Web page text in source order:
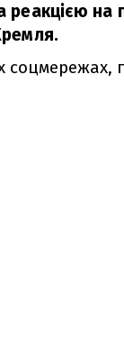
реакцією на